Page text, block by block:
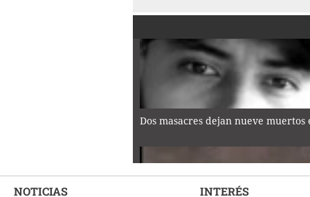
Dos masacres dejan nueve
NOTICIAS INTERÉS